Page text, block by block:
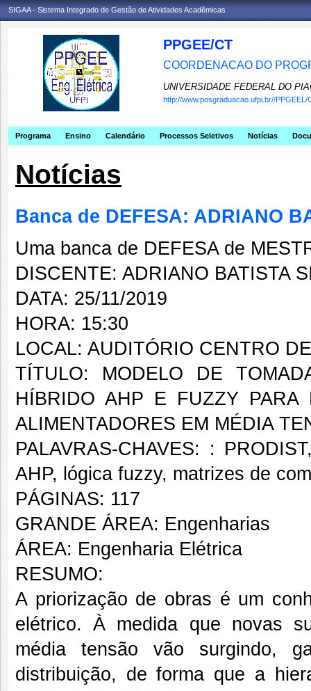
SIGAA - Sistema Integrado de Gestão de Atividades Acadêmicas
PPGEE/CT
COORDENACAO DO
UNIVERSIDADE FEDERAL DO
http://www.posgraduacao.ufpi.br//PPGEEL/
Programa Ensino Calendário Processos Seletivos Notícias
Notícias
Banca de DEFESA: ADRIANO
Uma banca de DEFESA de
DISCENTE: ADRIANO BATISTA
DATA: 25/11/2019
HORA: 15:30
LOCAL: AUDITÓRIO CENTRO
TÍTULO: MODELO DE
HÍBRIDO AHP E FUZZY PARA
ALIMENTADORES EM MÉDIA
PALAVRAS-CHAVES: :
AHP, lógica fuzzy, matrizes de
PÁGINAS: 117
GRANDE ÁREA: Engenharias
ÁREA: Engenharia Elétrica
RESUMO:
A priorização de obras é um
elétrico. À medida que novas
média tensão vão surgindo,
distribuição, de forma que a